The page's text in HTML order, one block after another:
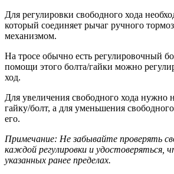
Для регулировки свободного хода
который соединяет рычаг ручного
механизмом.
На тросе обычно есть регулировочный
помощи этого болта/гайки можно
ход.
Для увеличения свободного хода нужно
гайку/болт, а для уменьшения
его.
Примечание: Не забывайте проверять
каждой регулировки и удостоверяться,
указанных ранее пределах.